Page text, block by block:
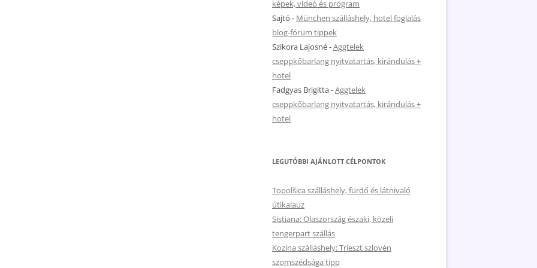
képek, videó és program
Sajtó - München szálláshely, hotel foglalás
blog-fórum tippek
Szikora Lajosné-Aggtelek
cseppkőbarlang nyitvatartás, kirándulás +
hotel
Fadgyas Brigitta-Aggtelek
cseppkőbarlang nyitvatartás, kirándulás +
hotel
LEGUTÓBBI AJÁNLOTT CÉLPONTOK
Topolšica szálláshely, fürdő és látnivaló
útikalauz
Sistiana: Olaszország északi, közeli
tengerpart szállás
Kozina szálláshely: Trieszt szlovén
szomszédsága tipp